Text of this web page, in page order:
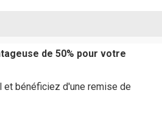
de 50% pour votre
bénéficiez d'une remise de